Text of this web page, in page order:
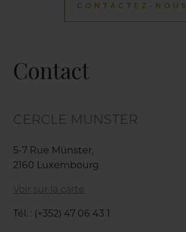
CONTACTEZ-NOUS
Contact
CERCLE MUNSTER
5-7 Rue Münster,
2160 Luxembourg
Voir sur la carte
Tél. : (+352) 47 06 43 1